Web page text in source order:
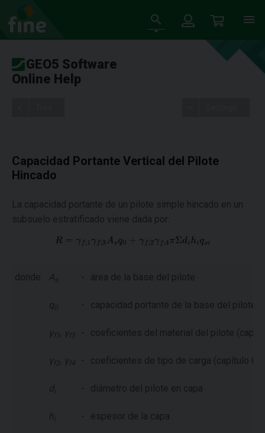
GEO5 Software
Online Help
Capacidad Portante Vertical del Pilote
Hincado
La capacidad portante de un pilote simple hincado en un
subsuelo estratificado viene dada por:
donde: As - área de la base del pilote
q - capacidad portante de la base del pilote
γ f1, γ f3 - coeficientes del material del pilote
γ f2 , γ f4 - coeficientes de tipo de carga (capítulo
d - diámetro del pilote en capa
h - espesor de la capa